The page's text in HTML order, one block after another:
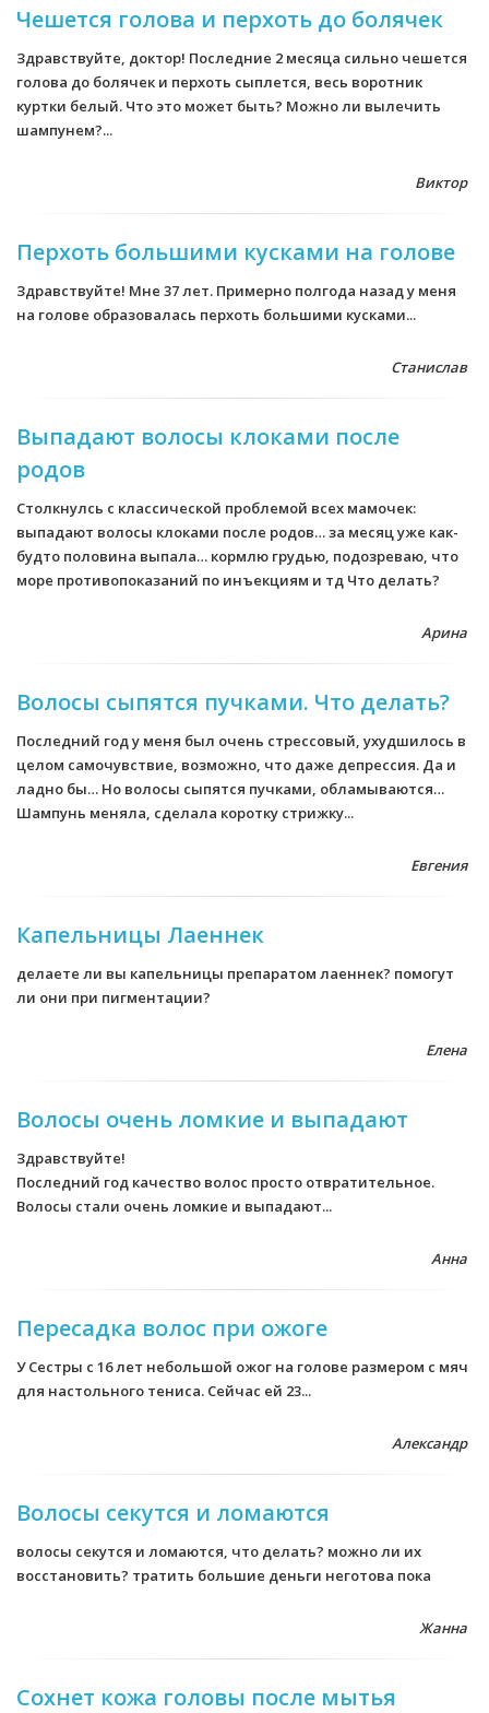
Чешется голова и перхоть до болячек
Здравствуйте, доктор! Последние 2 месяца сильно чешется
голова до болячек и перхоть сыплется, весь воротник
куртки белый. Что это может быть? Можно ли вылечить
шампунем?...
Виктор
Перхоть большими кусками на голове
Здравствуйте! Мне 37 лет. Примерно полгода назад у меня
на голове образовалась перхоть большими кусками...
Станислав
Выпадают волосы клоками после
родов
Столкнулсь с классической проблемой всех мамочек:
выпадают волосы клоками после родов… за месяц уже как-
будто половина выпала… кормлю грудью, подозреваю, что
море противопоказаний по инъекциям и тд Что делать?
Арина
Волосы сыпятся пучками. Что делать?
Последний год у меня был очень стрессовый, ухудшилось в
целом самочувствие, возможно, что даже депрессия. Да и
ладно бы… Но волосы сыпятся пучками, обламываются…
Шампунь меняла, сделала коротку стрижку...
Евгения
Капельницы Лаеннек
делаете ли вы капельницы препаратом лаеннек? помогут
ли они при пигментации?
Елена
Волосы очень ломкие и выпадают
Здравствуйте!
Последний год качество волос просто отвратительное.
Волосы стали очень ломкие и выпадают...
Анна
Пересадка волос при ожоге
У Сестры с 16 лет небольшой ожог на голове размером с мяч
для настольного тениса. Сейчас ей 23...
Александр
Волосы секутся и ломаются
волосы секутся и ломаются, что делать? можно ли их
восстановить? тратить большие деньги неготова пока
Жанна
Сохнет кожа головы после мытья